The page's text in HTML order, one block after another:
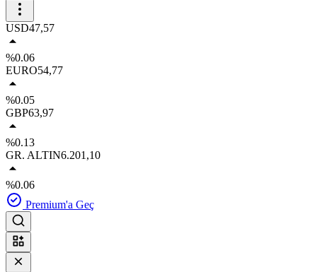
USD47,57
%0.06
EURO54,77
%0.05
GBP63,97
%0.13
GR. ALTIN6.201,10
%0.06
Premium'a Geç